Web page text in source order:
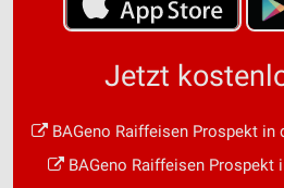
Jetzt
BAGeno Raiffeisen Prospekt in
BAGeno Raiffeisen Prospekt